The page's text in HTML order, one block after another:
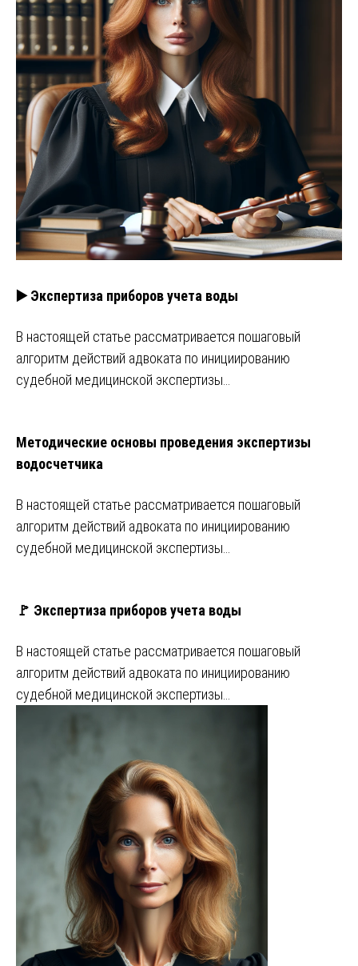
▶️ Экспертиза приборов учета воды
В настоящей статье рассматривается пошаговый
алгоритм действий адвоката по инициированию
судебной медицинской экспертизы…
Методические основы проведения экспертизы
водосчетчика
В настоящей статье рассматривается пошаговый
алгоритм действий адвоката по инициированию
судебной медицинской экспертизы…
🚩 Экспертиза приборов учета воды
В настоящей статье рассматривается пошаговый
алгоритм действий адвоката по инициированию
судебной медицинской экспертизы…